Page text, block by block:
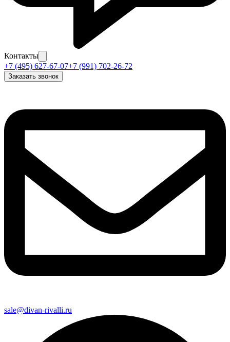
Контакты
+7 (495) 627-67-07+7 (991) 702-26-72
Заказать звонок
sale@divan-rivalli.ru